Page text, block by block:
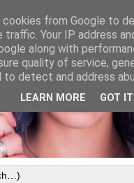
cookies from Google to
traffic. Your IP address
along with
quality of service,
detect and address
LEARN MORE GOT IT